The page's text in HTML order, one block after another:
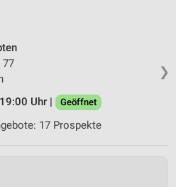
❯
77
Uhr |
Geöffnet
17 Prospekte
der Angebote
zur Auswahl von